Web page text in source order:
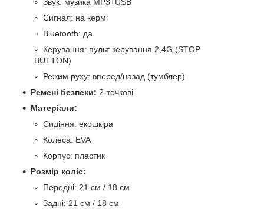
Звук: музика MP3+USB
Сигнал: на кермі
Bluetooth: да
Керування: пульт керування 2,4G (STOP
BUTTON)
Режим руху: вперед/назад (тумблер)
Ремені безпеки: 2-точкові
Матеріали:
Сидіння: екошкіра
Колеса: EVA
Корпус: пластик
Розмір коліс:
Передні: 21 см / 18 см
Задні: 21 см / 18 см